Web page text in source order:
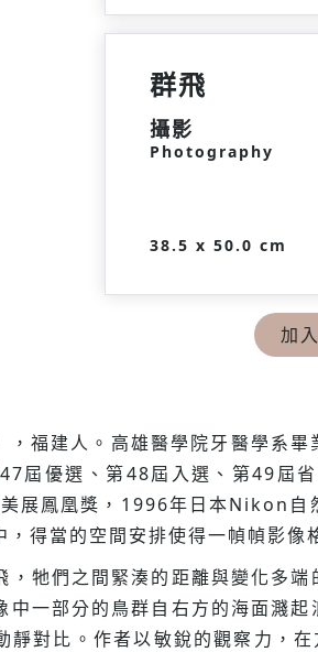
群飛
攝影
Photography
38.5 x 50.0 cm
加
建人。高雄醫學院牙醫學系畢
屆優選、第48屆入選、第49屆
展鳳凰獎，1996年日本Nikon自
得當的空間安排使得一幀幀影像
們之間緊湊的距離與變化多端
中一部分的鳥群自右方的海面濺
靜對比。作者以敏銳的觀察力，